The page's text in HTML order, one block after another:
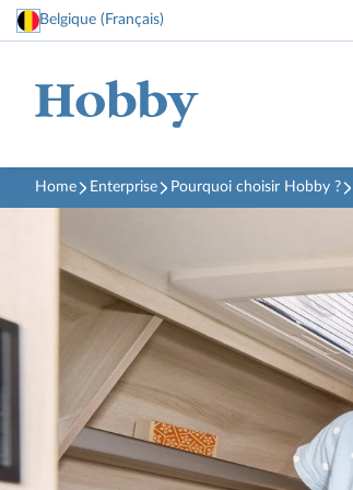
Belgique (Français)
Home Enterprise Pourquoi choisir Hobby ?